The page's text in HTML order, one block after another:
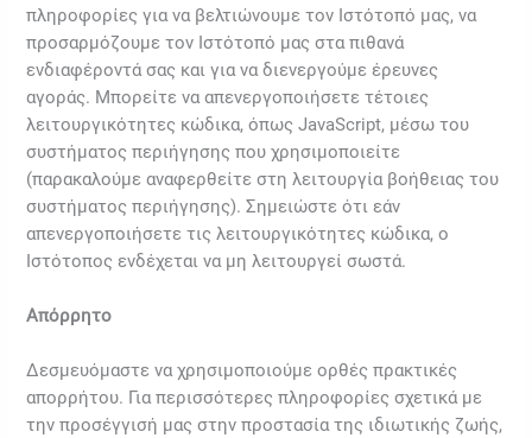
πληροφορίες για να βελτιώνουμε τον Ιστότοπό μας, να
προσαρμόζουμε τον Ιστότοπό μας στα πιθανά
ενδιαφέροντά σας και για να διενεργούμε έρευνες
αγοράς. Μπορείτε να απενεργοποιήσετε τέτοιες
λειτουργικότητες κώδικα, όπως JavaScript, μέσω του
συστήματος περιήγησης που χρησιμοποιείτε
(παρακαλούμε αναφερθείτε στη λειτουργία βοήθειας του
συστήματος περιήγησης). Σημειώστε ότι εάν
απενεργοποιήσετε τις λειτουργικότητες κώδικα, ο
Ιστότοπος ενδέχεται να μη λειτουργεί σωστά.
Απόρρητο
Δεσμευόμαστε να χρησιμοποιούμε ορθές πρακτικές
απορρήτου. Για περισσότερες πληροφορίες σχετικά με
την προσέγγισή μας στην προστασία της ιδιωτικής ζωής,